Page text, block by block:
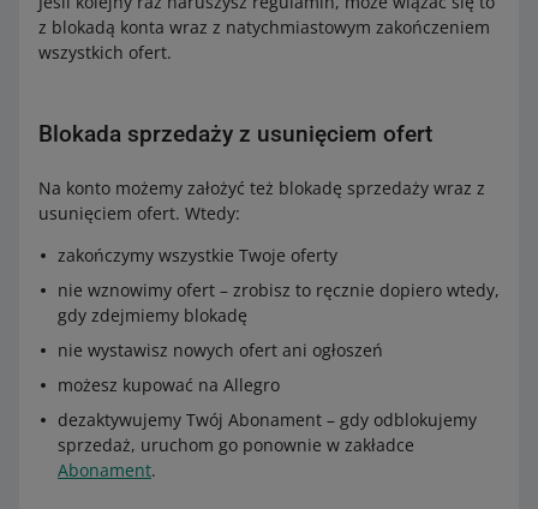
z blokadą konta wraz z natychmiastowym zakończeniem
wszystkich ofert.
Blokada sprzedaży z usunięciem ofert
Na konto możemy założyć też blokadę sprzedaży wraz z
usunięciem ofert. Wtedy:
zakończymy wszystkie Twoje oferty
nie wznowimy ofert – zrobisz to ręcznie dopiero wtedy,
gdy zdejmiemy blokadę
nie wystawisz nowych ofert ani ogłoszeń
możesz kupować na Allegro
dezaktywujemy Twój Abonament – gdy odblokujemy
sprzedaż, uruchom go ponownie w zakładce
Abonament.